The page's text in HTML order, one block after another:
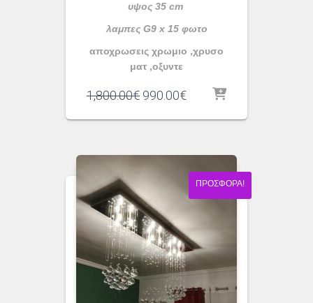
υψος 35 cm
λαμπες G9 x 15 φωτο
αποχρωσεις χρωμιο ,χρυσο
ματ ,οξυντε
1,800.00€ Original
was:
990.00€Η
τιμή
990.00€.
ΠΡΟΣΦΟΡΆ!